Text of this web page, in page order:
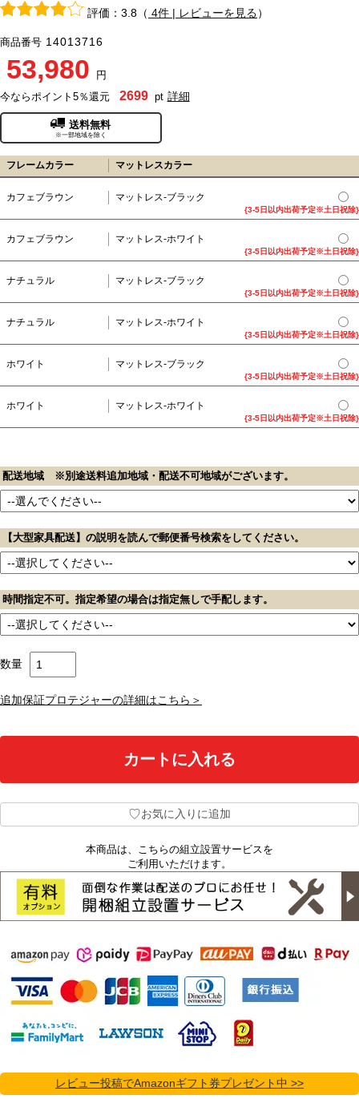
評価：3.8（ 4件 | レビューを見る）
商品番号 14013716
53,980
円
今ならポイント5％還元
2699 pt 詳細
送料無料
※一部地域を除く
フレームカラー マットレスカラー
カフェブラウン マットレス-ブラック
{3-5日以内出荷予定※土日祝除}
カフェブラウン マットレス-ホワイト
{3-5日以内出荷予定※土日祝除}
ナチュラル マットレス-ブラック
{3-5日以内出荷予定※土日祝除}
ナチュラル マットレス-ホワイト
{3-5日以内出荷予定※土日祝除}
ホワイト マットレス-ブラック
{3-5日以内出荷予定※土日祝除}
ホワイト マットレス-ホワイト
{3-5日以内出荷予定※土日祝除}
配送地域 ※別途送料追加地域・配送不可地域がございます。
【大型家具配送】の説明を読んで郵便番号検索をしてください。
時間指定不可。指定希望の場合は指定無しで手配します。
数量
追加保証プロテジャーの詳細はこちら＞
♡お気に入りに追加
本商品は、こちらの組立設置サービスを
ご利用いただけます。
レビュー投稿でAmazonギフト券プレゼント中 >>